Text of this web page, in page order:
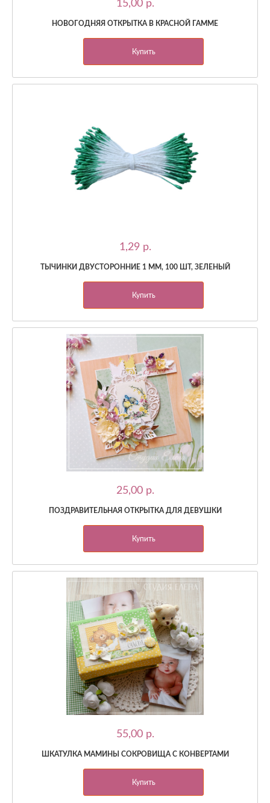
15,00 p.
НОВОГОДНЯЯ ОТКРЫТКА В КРАСНОЙ ГАММЕ
Купить
1,29 p.
ТЫЧИНКИ ДВУСТОРОННИЕ 1 ММ, 100 ШТ, ЗЕЛЕНЫЙ
Купить
25,00 p.
ПОЗДРАВИТЕЛЬНАЯ ОТКРЫТКА ДЛЯ ДЕВУШКИ
Купить
55,00 p.
ШКАТУЛКА МАМИНЫ СОКРОВИЩА С КОНВЕРТАМИ
Купить